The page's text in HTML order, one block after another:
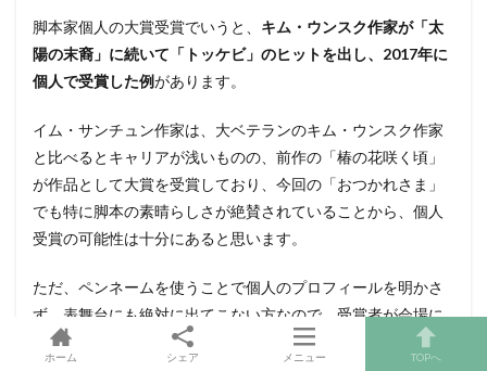
脚本家個人の大賞受賞でいうと、 キム・ウンスク作家が「太
陽の末裔」に続いて「トッケビ」のヒットを出し、2017年に
個人で受賞した例があります。
イム・サンチュン作家は、大ベテランのキム・ウンスク作家
と比べるとキャリアが浅いものの、前作の「椿の花咲く頃」
が作品として大賞を受賞しており、今回の「おつかれさま」
でも特に脚本の素晴らしさが絶賛されていることから、個人
受賞の可能性は十分にあると思います。
ただ、ペンネームを使うことで個人のプロフィールを明かさ
ず、表舞台にも絶対に出てこない方なので、受賞者が会場に
不在になることを考えるとどうでしょうか・・！どちらにし
ホーム シェア メニュー TOPへ